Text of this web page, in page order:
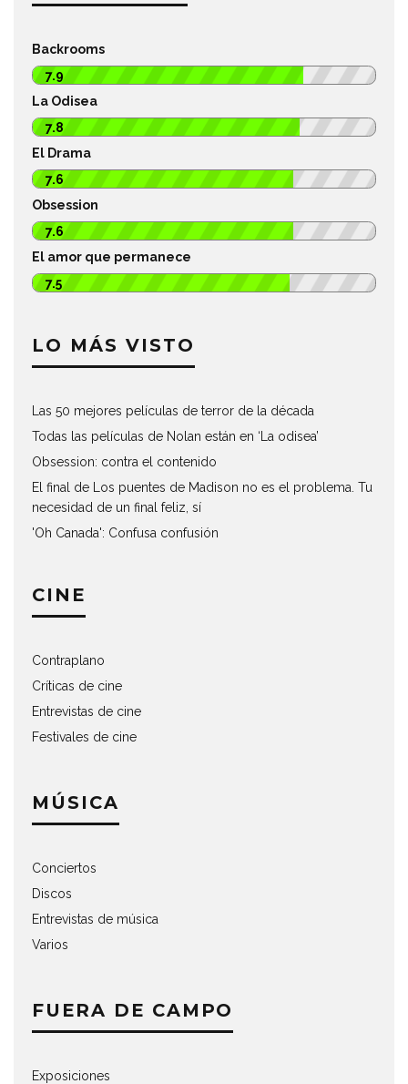
Backrooms
7.9
La Odisea
7.8
El Drama
7.6
Obsession
7.6
El amor que permanece
7.5
LO MÁS VISTO
Las 50 mejores películas de terror de la década
Todas las películas de Nolan están en ‘La odisea’
Obsession: contra el contenido
El final de Los puentes de Madison no es el problema. Tu
necesidad de un final feliz, sí
'Oh Canada': Confusa confusión
CINE
Contraplano
Críticas de cine
Entrevistas de cine
Festivales de cine
MÚSICA
Conciertos
Discos
Entrevistas de música
Varios
FUERA DE CAMPO
Exposiciones